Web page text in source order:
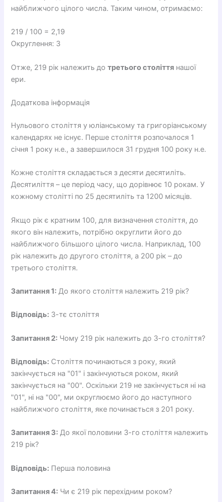
найближчого цілого числа. Таким чином, отримаємо:
219 / 100 = 2,19
Округлення: 3
Отже, 219 рік належить дотретього століття нашої
ери.
Додаткова інформація
Нульового століття у юліанському та григоріанському
календарях не існує. Перше століття розпочалося 1
січня 1 року н.е., а завершилося 31 грудня 100 року н.е.
Кожне століття складається з десяти десятиліть.
Десятиліття – це період часу, що дорівнює 10 рокам. У
кожному столітті по 25 десятиліть та 1200 місяців.
Якщо рік є кратним 100, для визначення століття, до
якого він належить, потрібно округлити його до
найближчого більшого цілого числа. Наприклад, 100
рік належить до другого століття, а 200 рік – до
третього століття.
Запитання 1: До якого століття належить 219 рік?
Відповідь: 3-тє століття
Запитання 2: Чому 219 рік належить до 3-го століття?
Відповідь: Століття починаються з року, який
закінчується на "01" і закінчуються роком, який
закінчується на "00". Оскільки 219 не закінчується ні на
"01", ні на "00", ми округлюємо його до наступного
найближчого століття, яке починається з 201 року.
Запитання 3: До якої половини 3-го століття належить
219 рік?
Відповідь: Перша половина
Запитання 4: Чи є 219 рік перехідним роком?